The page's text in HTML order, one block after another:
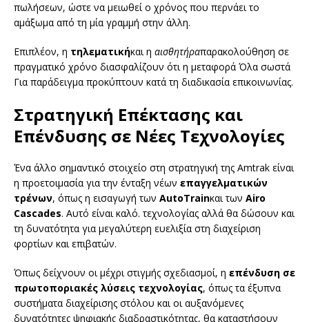
πωλήσεων, ώστε να μειωθεί ο χρόνος που περνάει το
αμάξωμα από τη μία γραμμή στην άλλη.
Επιπλέον, η τηλεματικήκαι η αισθητήραπαρακολούθηση σε
πραγματικό χρόνο διασφαλίζουν ότι η μεταφορά Όλα σωστά
Για παράδειγμα προκύπτουν κατά τη διαδικασία επικοινωνίας.
Στρατηγική Επέκτασης και
Επένδυσης σε Νέες Τεχνολογίες
Ένα άλλο σημαντικό στοιχείο στη στρατηγική της Amtrak είναι
η προετοιμασία για την ένταξη νέων επαγγελματικών
τρένων, όπως η εισαγωγή των AutoTrainκαι των Airo
Cascades. Αυτό είναι καλό. τεχνολογίας αλλά θα δώσουν και
τη δυνατότητα για μεγαλύτερη ευελιξία στη διαχείριση
φορτίων και επιβατών.
Όπως δείχνουν οι μέχρι στιγμής σχεδιασμοί, η επένδυση σε
πρωτοποριακές λύσεις τεχνολογίας, όπως τα έξυπνα
συστήματα διαχείρισης στόλου και οι αυξανόμενες
δυνατότητες ψηφιακής διαδραστικότητας, θα καταστήσουν